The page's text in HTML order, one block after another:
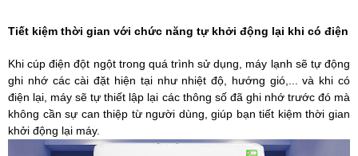
Tiết kiệm thời gian với chức năng tự khởi động lại khi có điện
Khi cúp điện đột ngột trong quá trình sử dụng, máy lạnh sẽ tự động
ghi nhớ các cài đặt hiện tại như nhiệt độ, hướng gió,... và khi có
điện lại, máy sẽ tự thiết lập lại các thông số đã ghi nhớ trước đó mà
không cần sự can thiệp từ người dùng, giúp bạn tiết kiệm thời gian
khởi động lại máy.